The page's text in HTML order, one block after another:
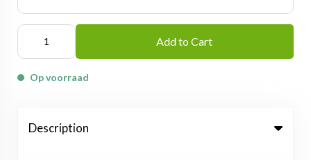
Add to Cart
Op voorraad
Description